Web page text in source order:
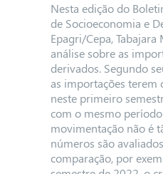
Nesta edição do
de Socioeconomia e
Epagri/Cepa,
análise sobre as
derivados. Segundo
as importações terem
neste primeiro
com o mesmo
movimentação não é
números são
comparação, por